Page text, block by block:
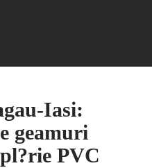
Iasi:
geamuri
PVC